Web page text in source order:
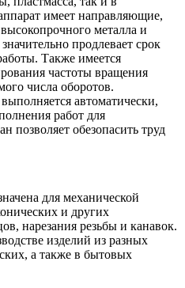
имеет направляющие,
металла и
продлевает срок
Также имеется
частоты вращения
числа оборотов.
автоматически,
работ для
позволяет обезопасить труд
для механической
и других
нарезания резьбы и канавок.
изделий из разных
а также в бытовых